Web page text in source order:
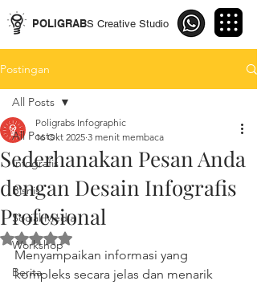
POLIGRABS Creative Studio
Postingan
All Posts
Infografis
Bisnis
Social Media
Workshop
Berita
All Posts
Sederhanakan Pesan Anda
dengan Desain Infografis
Profesional
Poligrabs Infographic
16 Okt 2025 3 menit membaca
Dinilai NaN dari 5 bintang.
Menyampaikan informasi yang
kompleks secara jelas dan menarik